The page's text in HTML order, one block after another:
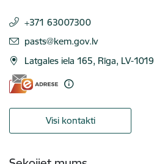
+371 63007300
E-pasts:
pasts@kem.gov.lv
Latgales iela 165, Rīga, LV-1019
Visi kontakti